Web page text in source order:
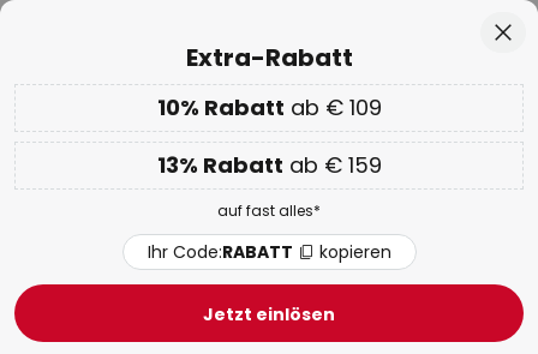
Nur
00D 16H 53M 41S
EXTRA 10% ab € 109 & 13% ab € 159auf fast alles
Code:RABATT kopieren
WOW Week:Bis zu -70%
Schwarze Küchenlampen
Unterbauleuchten
Extra-Rabatt
10% Rabatt ab € 109
13% Rabatt ab € 159
auf fast alles*
Ihr Code:RABATT kopieren
Jetzt einlösen